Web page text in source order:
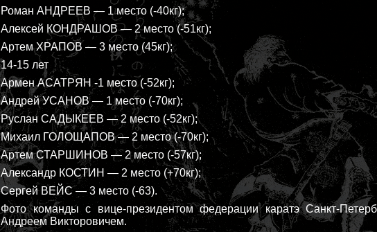
Роман АНДРЕЕВ — 1 место (-40кг);
Алексей КОНДРАШОВ — 2 место (-51кг);
Артем ХРАПОВ — 3 место (45кг);
14-15 лет
Армен АСАТРЯН -1 место (-52кг);
Андрей УСАНОВ — 1 место (-70кг);
Руслан САДЫКЕЕВ — 2 место (-52кг);
Михаил ГОЛОЩАПОВ — 2 место (-70кг);
Артем СТАРШИНОВ — 2 место (-57кг);
Александр КОСТИН — 2 место (+70кг);
Сергей ВЕЙС — 3 место (-63).
Фото команды с вице-президентом федерации каратэ Санкт-
Андреем Викторовичем.